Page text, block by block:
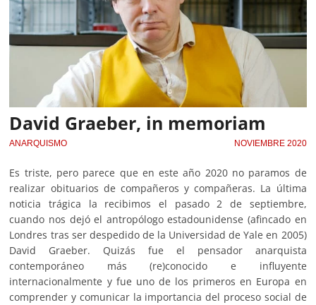
David Graeber, in memoriam
ANARQUISMO NOVIEMBRE 2020
Es triste, pero parece que en este año 2020 no paramos de
realizar obituarios de compañeros y compañeras. La última
noticia trágica la recibimos el pasado 2 de septiembre,
cuando nos dejó el antropólogo estadounidense (afincado en
Londres tras ser despedido de la Universidad de Yale en 2005)
David Graeber. Quizás fue el pensador anarquista
contemporáneo más (re)conocido e influyente
internacionalmente y fue uno de los primeros en Europa en
comprender y comunicar la importancia del proceso social de